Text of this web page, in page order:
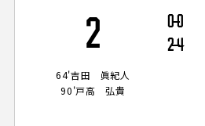
観戦方法を知る
観戦マナー＆ルール
ＦＣ町田ゼルビアをサポート
トレーニングの見学・ファンサービス
ボランティア
ゼルビアアシスト募集
ゼルナビ
パートナートップ
パートナー企業一覧
2
64'吉田 眞紀人
90'戸高 弘貴
00
24